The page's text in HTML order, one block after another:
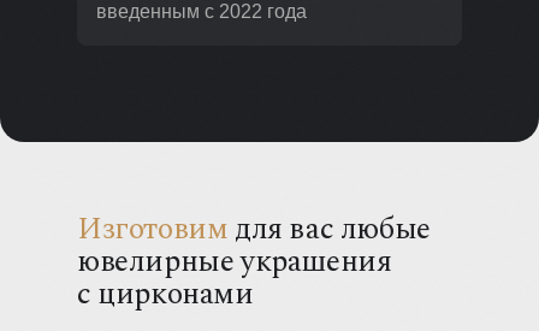
введенным с 2022 года
Изготовимдля вас любые
ювелирные украшения
с цирконами